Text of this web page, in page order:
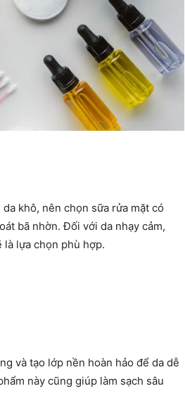
khô, nên chọn sữa rửa mặt có
bã nhờn. Đối với da nhạy cảm,
là lựa chọn phù hợp.
và tạo lớp nền hoàn hảo để da dễ
này cũng giúp làm sạch sâu